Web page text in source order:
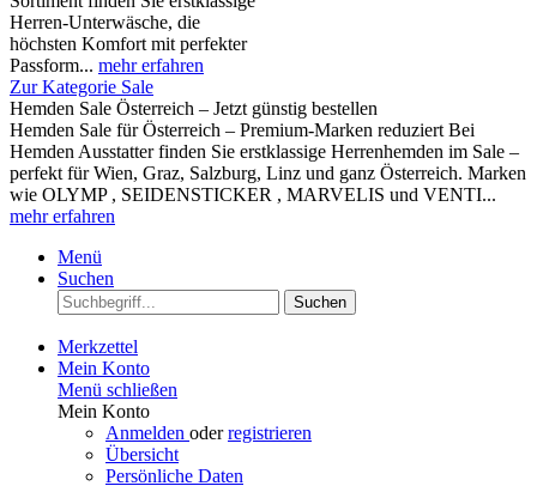
Herren-Unterwäsche, die
höchsten Komfort mit perfekter
Passform... mehr erfahren
Zur Kategorie Sale
Hemden Sale Österreich – Jetzt günstig bestellen
Hemden Sale für Österreich – Premium-Marken reduziert Bei
Hemden Ausstatter finden Sie erstklassige Herrenhemden im Sale –
perfekt für Wien, Graz, Salzburg, Linz und ganz Österreich. Marken
wie OLYMP , SEIDENSTICKER , MARVELIS und VENTI...
mehr erfahren
Menü
Suchen
Suchen
Merkzettel
Mein Konto
Menü schließen
Mein Konto
Anmelden oderregistrieren
Übersicht
Persönliche Daten